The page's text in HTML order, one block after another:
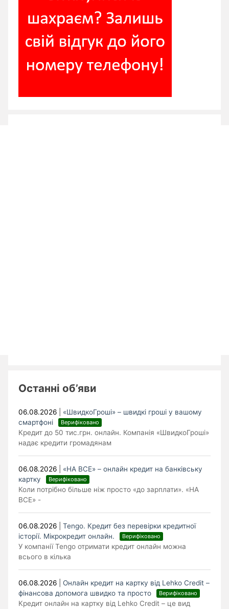
Останні об’яви
06.08.2026
«ШвидкоГроші» – швидкі гроші у вашому
смартфоні
Верифіковано
Кредит до 50 тис.грн. онлайн. Компанія «ШвидкоГроші»
надає кредити громадянам
06.08.2026
«НА ВСЕ» – онлайн кредит на банківську
картку
Верифіковано
Коли потрібно більше ніж просто «до зарплати». «НА
ВСЕ» -
06.08.2026 |Tengo. Кредит без перевірки кредитної
історії. Мікрокредит онлайн.
Верифіковано
У компанії Tengo отримати кредит онлайн можна
всього в кілька
06.08.2026 |Онлайн кредит на картку від Lehko Сredit –
фінансова допомога швидко та просто
Верифіковано
Кредит онлайн на картку від Lehko Credit – це вид